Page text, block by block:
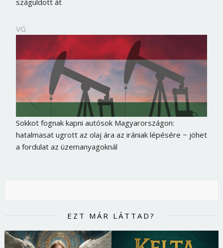
száguldott át
VG
Sokkot fognak kapni autósok Magyarországon:
hatalmasat ugrott az olaj ára az irániak lépésére − jöhet
a fordulat az üzemanyagoknál
EZT MÁR LÁTTAD?